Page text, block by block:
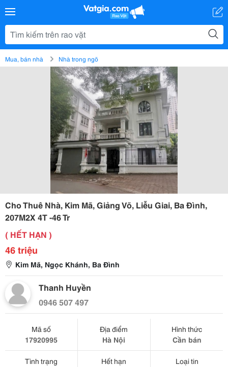
Mua, bán nhà Nhà trong ngõ
Cho Thuê Nhà, Kim Mã, Giảng Võ, Liễu Giai, Ba Đình,
207M2X 4T -46 Tr
( HẾT HẠN )
46 triệu
Kim Mã, Ngọc Khánh, Ba Đình
Thanh Huyền
0946 507 497
Mã số
17920995
Địa điểm
Hà Nội
Hình thức
Cần bán
Tình trạng
Hết hạn
Loại tin